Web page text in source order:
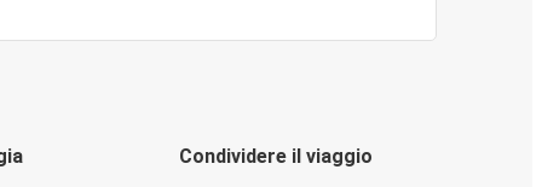
Condividere il viaggio